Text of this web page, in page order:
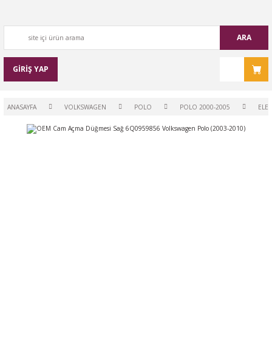
ARA
GİRİŞ YAP
ANASAYFA VOLKSWAGEN POLO POLO 2000-2005